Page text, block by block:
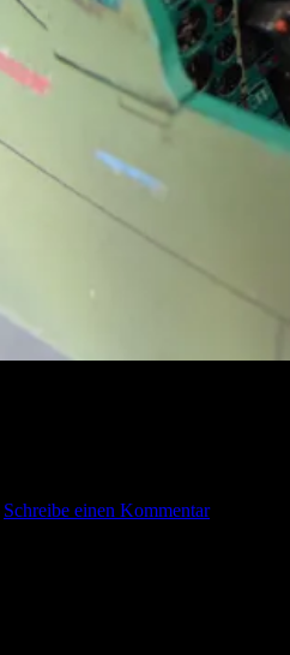
Schreibe einen Kommentar